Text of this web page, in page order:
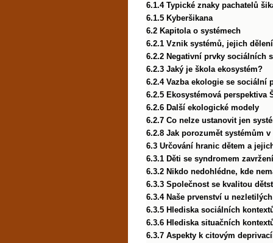
6.1.4 Typické znaky pachatelů
6.1.5 Kyberšikana
6.2 Kapitola o systémech
6.2.1 Vznik systémů, jejich
6.2.2 Negativní prvky sociálních
6.2.3 Jaký je škola ekosystém?
6.2.4 Vazba ekologie se sociální
6.2.5 Ekosystémová perspektiva
6.2.6 Další ekologické modely
6.2.7 Co nelze ustanovit jen
6.2.8 Jak porozumět systémům
6.3 Určování hranic dětem a
6.3.1 Děti se syndromem
6.3.2 Nikdo nedohlédne, kde
6.3.3 Společnost se kvalitou
6.3.4 Naše prvenství u nezletilých
6.3.5 Hlediska sociálních
6.3.6 Hlediska situačních
6.3.7 Aspekty k citovým